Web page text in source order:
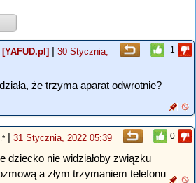
-1
[YAFUD.pl] | 30 Stycznia,
że trzyma aparat odwrotnie?
0
| 31 Stycznia, 2022 05:39
dziecko nie widziałoby związku
a złym trzymaniem telefonu